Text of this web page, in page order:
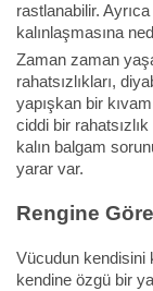
rastlanabilir.
kalınlaşmasına
Zaman zaman
rahatsızlıkları,
yapışkan bir
ciddi bir
kalın balgam
yarar var.
Rengine
Vücudun kendisini
kendine özgü bir